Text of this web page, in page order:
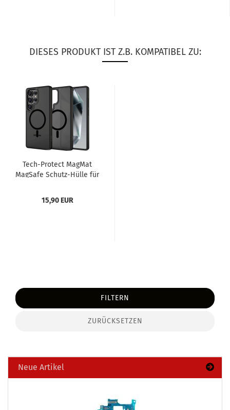
DIESES PRODUKT IST Z.B. KOMPATIBEL ZU:
Tech-​Pro­tect Mag­Mat
MagSafe Schutz-​​Hülle für
15,90 EUR
FILTERN
ZURÜCKSETZEN
Neue Artikel